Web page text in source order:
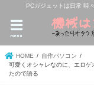
PCガジェットは日常 時
menu
HOME
自作パソコン
可愛くオシャレなのに、エロ
たので語る